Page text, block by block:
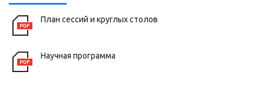
План сессий и круглых столов
Научная программа